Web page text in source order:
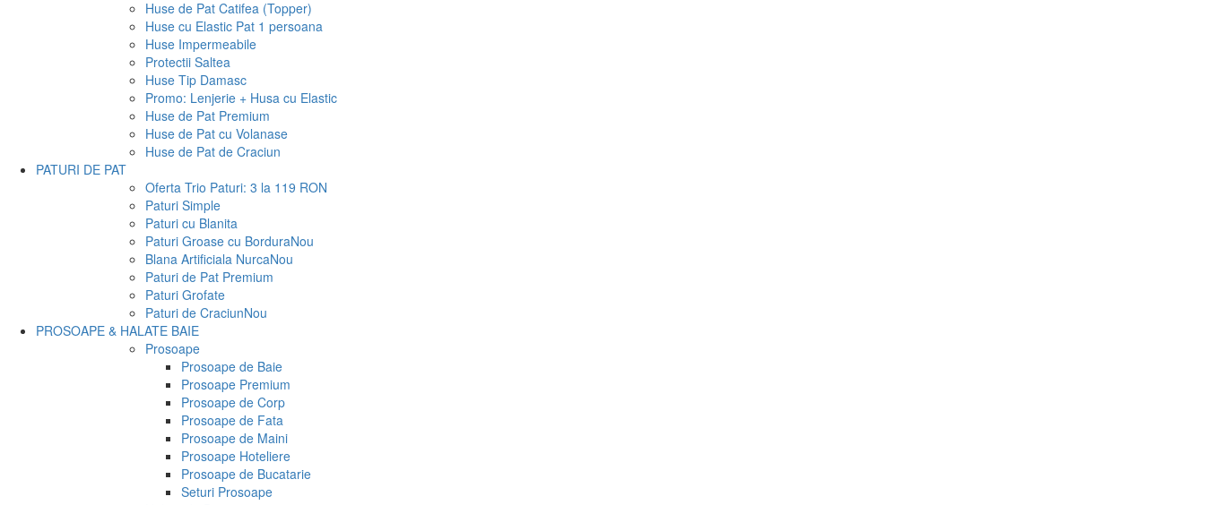
Huse de Pat Catifea (Topper)
Huse cu Elastic Pat 1 persoana
Huse Impermeabile
Protectii Saltea
Huse Tip Damasc
Promo: Lenjerie + Husa cu Elastic
Huse de Pat Premium
Huse de Pat cu Volanase
Huse de Pat de Craciun
PATURI DE PAT
Oferta Trio Paturi: 3 la 119 RON
Paturi Simple
Paturi cu Blanita
Paturi Groase cu BorduraNou
Blana Artificiala NurcaNou
Paturi de Pat Premium
Paturi Grofate
Paturi de CraciunNou
PROSOAPE & HALATE BAIE
Prosoape
Prosoape de Baie
Prosoape Premium
Prosoape de Corp
Prosoape de Fata
Prosoape de Maini
Prosoape Hoteliere
Prosoape de Bucatarie
Seturi Prosoape